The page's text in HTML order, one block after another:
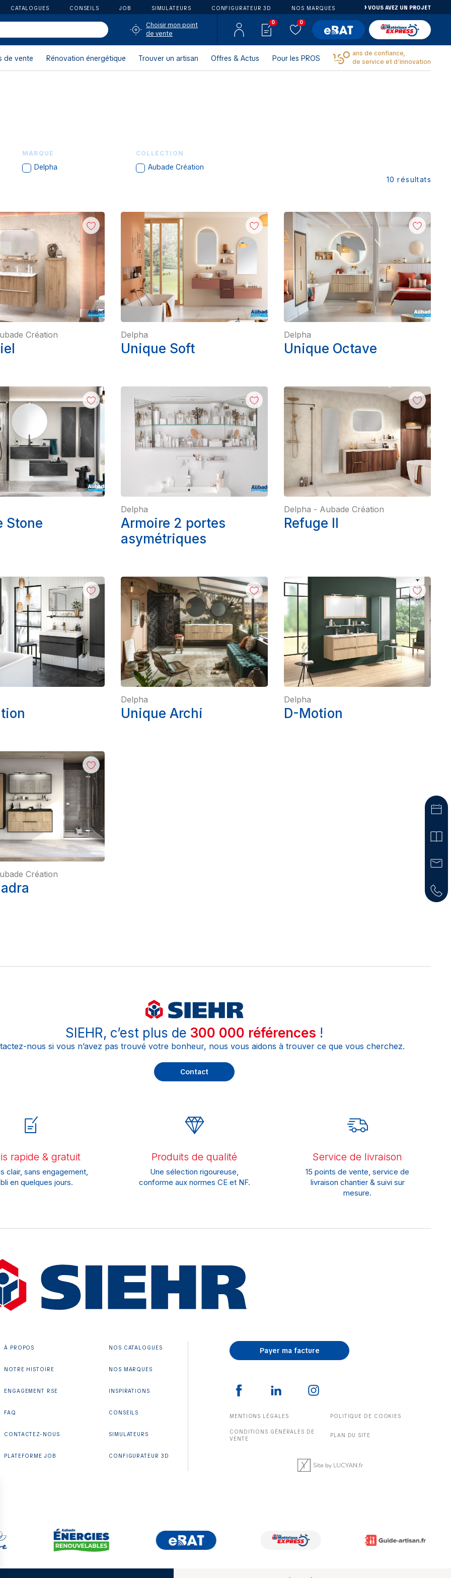
CATALOGUES CONSEILS JOB SIMULATEURS CONFIGURATEUR 3D NOS MARQUES VOUS AVEZ UN PROJET
Choisir mon point
de vente
0 0
de vente Rénovation énergétique Trouver un artisan Offres & Actus Pour les PROS
ans de confiance,
de service et d’innovation
MARQUE
Delpha
COLLECTION
Aubade Création
10 résultats
Création Delpha
Unique Soft
Delpha
Unique Octave
Stone
Delpha
Armoire 2 portes
asymétriques
Delpha - Aubade Création
Refuge II
Delpha
Unique Archi
Delpha
D-Motion
Création
SIEHR, c’est plus de 300 000 références !
nous si vous n’avez pas trouvé votre bonheur, nous vous aidons à trouver ce que vous cherchez.
Contact
rapide & gratuit
clair, sans engagement,
en quelques jours.
Produits de qualité
Une sélection rigoureuse,
conforme aux normes CE et NF.
Service de livraison
15 points de vente, service de
livraison chantier & suivi sur
mesure.
À PROPOS
NOTRE HISTOIRE
ENGAGEMENT RSE
FAQ
CONTACTEZ-NOUS
PLATEFORME JOB
NOS CATALOGUES
NOS MARQUES
INSPIRATIONS
CONSEILS
SIMULATEURS
CONFIGURATEUR 3D
Payer ma facture
MENTIONS LÉGALES POLITIQUE DE COOKIES
CONDITIONS GÉNÉRALES DE
VENTE
PLAN DU SITE